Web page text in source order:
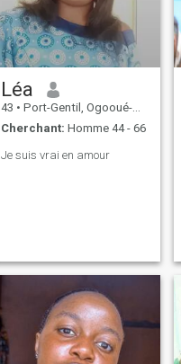
Léa
43 • Port-Gentil, Ogooué-Maritime, Gabon
Cherchant: Homme 44 - 66
Je suis vrai en amour